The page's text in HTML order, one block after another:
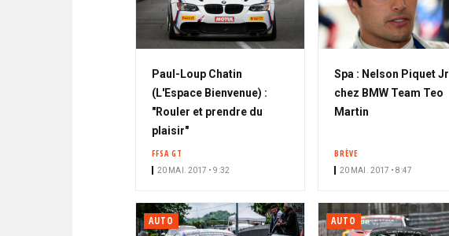
Paul-Loup Chatin
(L'Espace Bienvenue) :
"Rouler et prendre du
plaisir"
FFSA GT
20 MAI. 2017 • 9:32
Spa : Nelson Piquet Jr
chez BMW Team Teo
Martin
BRÈVE
20 MAI. 2017 • 8:47
AUTO AUTO